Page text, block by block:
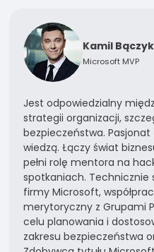
Kamil Bączyk
Microsoft MVP
Jest odpowiedzialny
strategii organizacji,
bezpieczeństwa.
wiedzą. Łączy świat
pełni rolę mentora na
spotkaniach. Technicznie
firmy Microsoft,
merytoryczny z Grupami
celu planowania i
zakresu bezpieczeństwa